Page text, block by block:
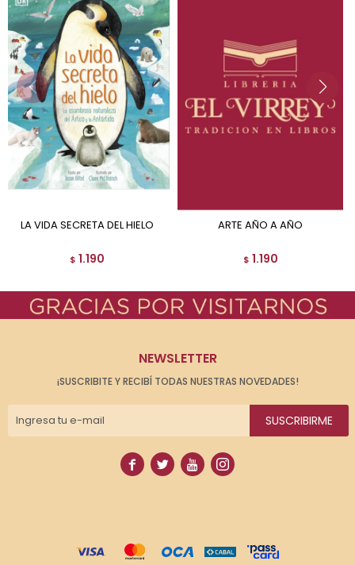
LA VIDA SECRETA DEL HIELO
$ 1.190
ARTE AÑO A AÑO
$ 1.190
NEWSLETTER
¡SUSCRIBITE Y RECIBÍ TODAS NUESTRAS NOVEDADES!
SUSCRIBIRME
   